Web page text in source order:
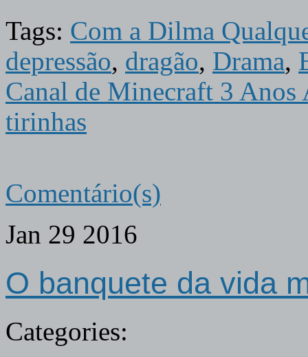
Tags: Com a Dilma
depressão, dragão, Drama,
Canal de Minecraft 3
tirinhas
Comentário(s)
Jan 29 2016
O banquete da vida
Categories: